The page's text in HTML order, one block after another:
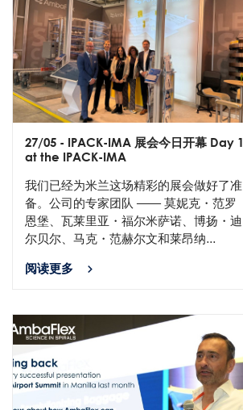
27/05 - IPACK-IMA 展会今日开幕 Day 1
at the IPACK-IMA
我们已经为米兰这场精彩的展会做好了准
备。公司的专家团队 —— 莫妮克・范罗
恩堡、瓦莱里亚・福尔米萨诺、博扬・迪
尔贝尔、马克・范赫尔文和莱昂纳...
阅读更多